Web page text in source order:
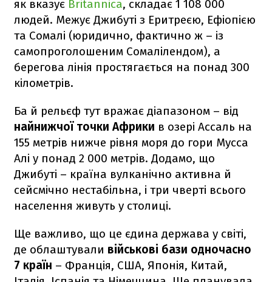
як вказує Britannica, складає 1 108 000
людей. Межує Джибуті з Еритреєю, Ефіопією
та Сомалі (юридично, фактично ж – із
самопроголошеним Сомалілендом), а
берегова лінія простягається на понад 300
кілометрів.
Ба й рельєф тут вражає діапазоном – від
найнижчої точки Африки в озері Ассаль на
155 метрів нижче рівня моря до гори Мусса
Алі у понад 2 000 метрів. Додамо, що
Джибуті – країна вулканічно активна й
сейсмічно нестабільна, і три чверті всього
населення живуть у столиці.
Ще важливо, що це єдина держава у світі,
де облаштували військові бази одночасно
7 країн – Франція, США, Японія, Китай,